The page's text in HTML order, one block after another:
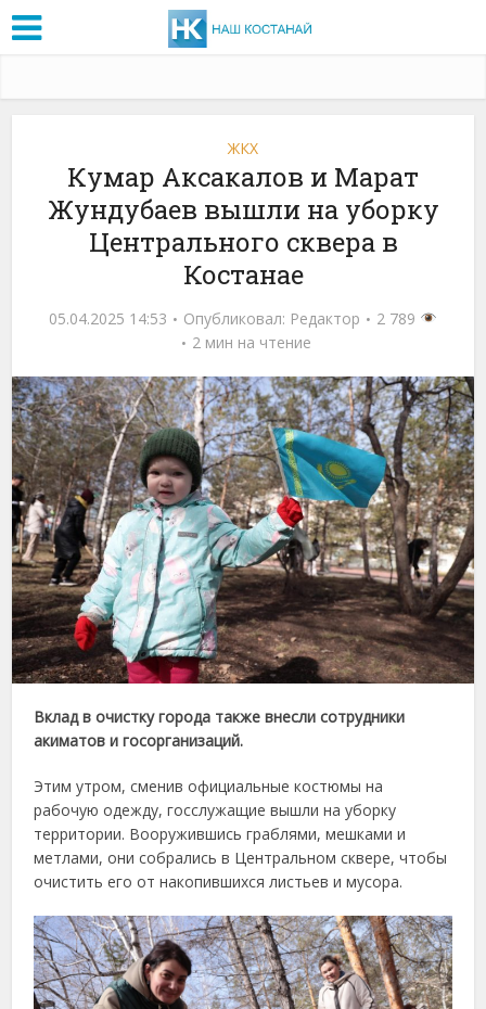
ЖКХ
Кумар Аксакалов и Марат
Жундубаев вышли на уборку
Центрального сквера в
Костанае
05.04.2025 14:53 Опубликовал: Редактор
2 789
2 мин на чтение
Вклад в очистку города также внесли сотрудники
акиматов и госорганизаций.
Этим утром, сменив официальные костюмы на
рабочую одежду, госслужащие вышли на уборку
территории. Вооружившись граблями, мешками и
метлами, они собрались в Центральном сквере, чтобы
очистить его от накопившихся листьев и мусора.